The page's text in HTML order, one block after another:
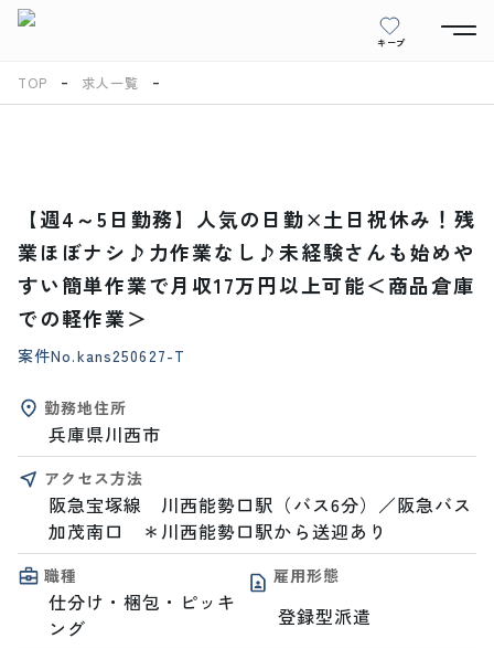
キープ
TOP 求人一覧
【週4～5日勤務】人気の日勤×土日祝休み！残
業ほぼナシ♪力作業なし♪未経験さんも始めや
すい簡単作業で月収17万円以上可能＜商品倉庫
での軽作業＞
案件No.kans250627-T
勤務地住所
兵庫県川西市
アクセス方法
阪急宝塚線　川西能勢口駅（バス6分）／阪急バス
加茂南口　＊川西能勢口駅から送迎あり
職種
仕分け・梱包・ピッキ
ング
雇用形態
登録型派遣